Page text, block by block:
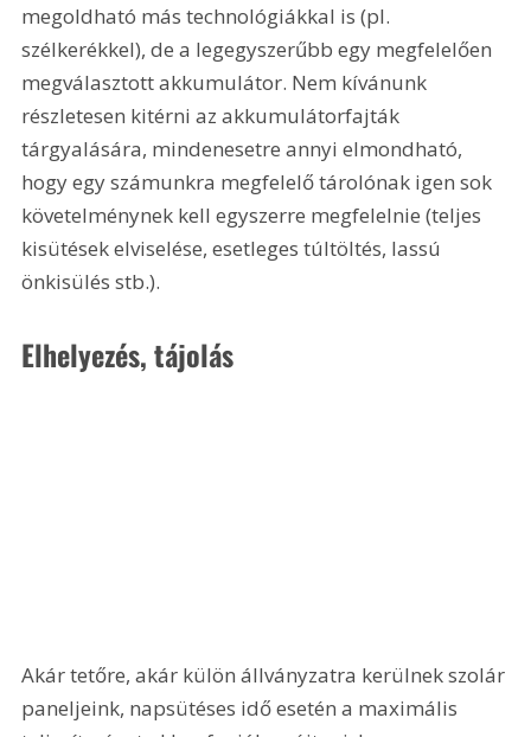
megoldható más technológiákkal is (pl.
szélkerékkel), de a legegyszerűbb egy megfelelően
megválasztott akkumulátor. Nem kívánunk
részletesen kitérni az akkumulátorfajták
tárgyalására, mindenesetre annyi elmondható,
hogy egy számunkra megfelelő tárolónak igen sok
követelménynek kell egyszerre megfelelnie (teljes
kisütések elviselése, esetleges túltöltés, lassú
önkisülés stb.).
Elhelyezés, tájolás
Akár tetőre, akár külön állványzatra kerülnek szolár
paneljeink, napsütéses idő esetén a maximális